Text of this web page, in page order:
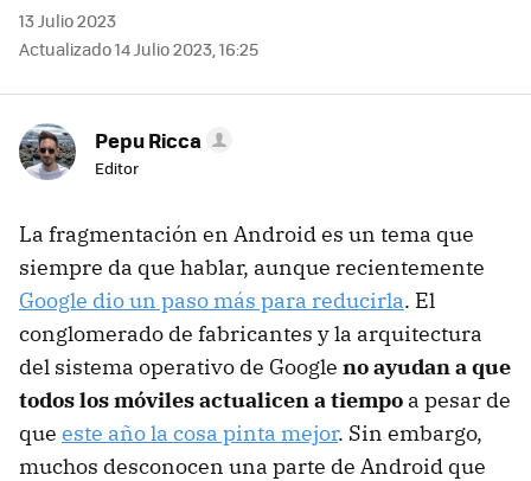
13 Julio 2023
Actualizado 14 Julio 2023, 16:25
Pepu Ricca
Editor
La fragmentación en Android es un tema que
siempre da que hablar, aunque recientemente
Google dio un paso más para reducirla. El
conglomerado de fabricantes y la arquitectura
del sistema operativo de Google no ayudan a que
todos los móviles actualicen a tiempo a pesar de
que este año la cosa pinta mejor. Sin embargo,
muchos desconocen una parte de Android que